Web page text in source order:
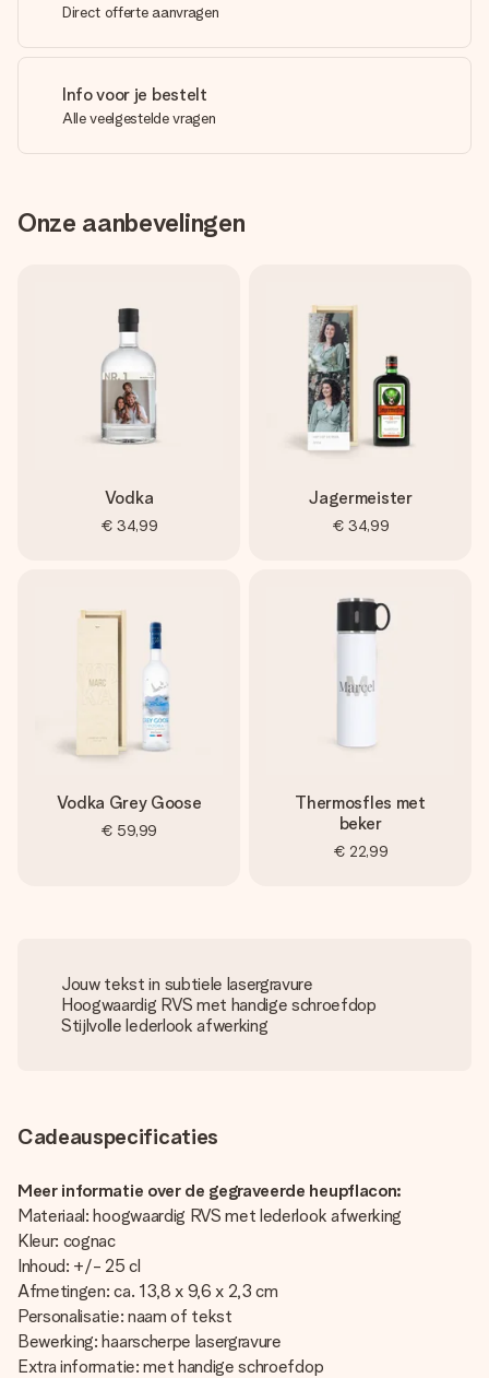
Direct offerte aanvragen
Info voor je bestelt
Alle veelgestelde vragen
Onze aanbevelingen
Vodka
€ 34,99
Jagermeister
€ 34,99
Vodka Grey Goose
€ 59,99
Thermosfles met
beker
€ 22,99
Jouw tekst in subtiele lasergravure
Hoogwaardig RVS met handige schroefdop
Stijlvolle lederlook afwerking
Cadeauspecificaties
Meer informatie over de gegraveerde heupflacon:
Materiaal: hoogwaardig RVS met lederlook afwerking
Kleur: cognac
Inhoud: +/- 25 cl
Afmetingen: ca. 13,8 x 9,6 x 2,3 cm
Personalisatie: naam of tekst
Bewerking: haarscherpe lasergravure
Extra informatie: met handige schroefdop